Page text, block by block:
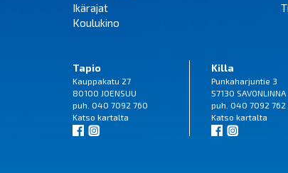
Ikärajat
Koulukino
Tapio
Kauppakatu 27
80100 JOENSUU
puh. 040 7092 760
Katso kartalta
Killa
Punkaharjuntie 3
57130 SAVONLINNA
puh. 040 7092 762
Katso kartalta